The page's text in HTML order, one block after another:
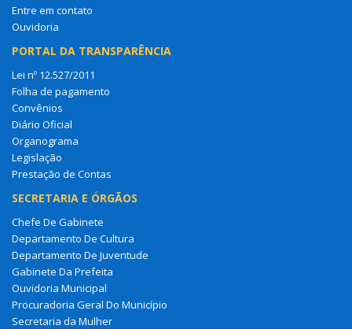
Entre em contato
Ouvidoria
PORTAL DA TRANSPARÊNCIA
Lei nº 12.527/2011
Folha de pagamento
Convênios
Diário Oficial
Organograma
Legislação
Prestação de Contas
SECRETARIA E ÓRGÃOS
Chefe De Gabinete
Departamento De Cultura
Departamento De Juventude
Gabinete Da Prefeita
Ouvidoria Municipal
Procuradoria Geral Do Município
Secretaria da Mulher